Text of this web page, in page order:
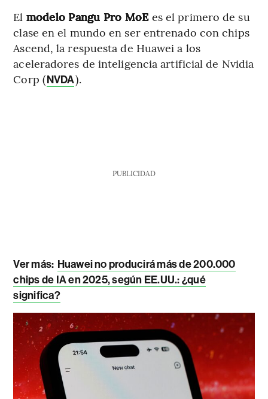
El modelo Pangu Pro MoE es el primero de su
clase en el mundo en ser entrenado con chips
Ascend, la respuesta de Huawei a los
aceleradores de inteligencia artificial de Nvidia
Corp (NVDA).
PUBLICIDAD
Ver más: Huawei no producirá más de 200.000
chips de IA en 2025, según EE.UU.: ¿qué
significa?